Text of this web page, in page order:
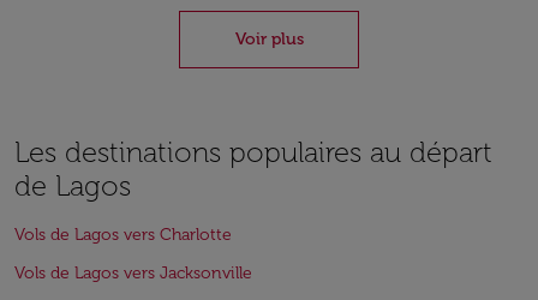
Voir plus
Les destinations populaires au départ
de Lagos
Vols de Lagos vers Charlotte
Vols de Lagos vers Jacksonville